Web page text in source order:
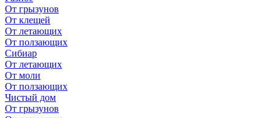
От грызунов
От клещей
От летающих
От ползающих
Сибиар
От летающих
От моли
От ползающих
Чистый дом
От грызунов